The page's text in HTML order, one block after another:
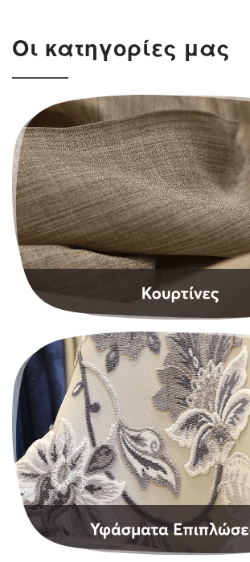
Οι κατηγορίες μας